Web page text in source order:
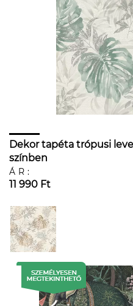
Dekor tapéta trópusi
színben
ÁR:
11 990 Ft